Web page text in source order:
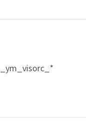
_ym_visorc_*